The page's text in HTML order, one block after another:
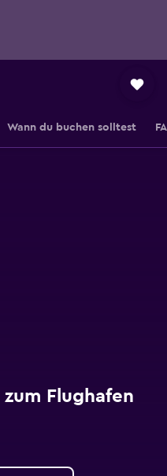
Wann du buchen solltest
Flughafen